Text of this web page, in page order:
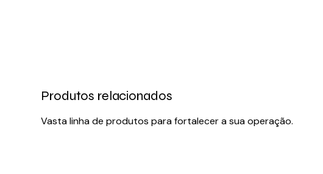
Produtos relacionados
Vasta linha de produtos para fortalecer a sua operação.